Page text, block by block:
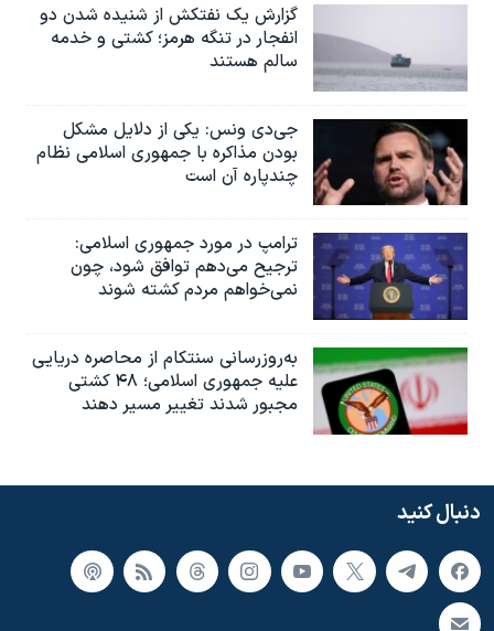
گزارش یک نفتکش از شنیده شدن دو
انفجار در تنگه هرمز؛ کشتی و خدمه
سالم هستند
جی‌دی ونس: یکی از دلایل مشکل
بودن مذاکره با جمهوری اسلامی نظام
چندپاره آن است
ترامپ در مورد جمهوری اسلامی:
ترجیح می‌دهم توافق شود، چون
نمی‌خواهم مردم کشته شوند
به‌روزرسانی سنتکام از محاصره دریایی
علیه جمهوری اسلامی؛ ۴۸ کشتی
مجبور شدند تغییر مسیر دهند
دنبال کنید